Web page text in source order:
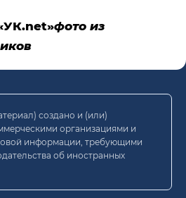
фото из
создано и (или)
организациями и
информации, требующими
об иностранных